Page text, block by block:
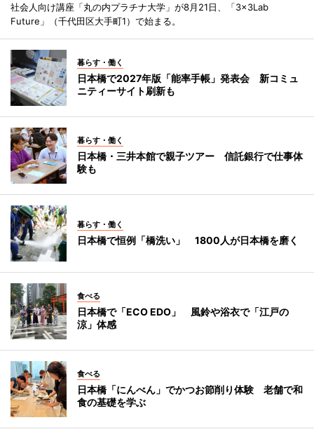
社会人向け講座「丸の内プラチナ大学」が8月21日、「3×3Lab
Future」（千代田区大手町1）で始まる。
暮らす・働く
日本橋で2027年版「能率手帳」発表会 新コミュ
ニティーサイト刷新も
暮らす・働く
日本橋・三井本館で親子ツアー 信託銀行で仕事体
験も
暮らす・働く
日本橋で恒例「橋洗い」 1800人が日本橋を磨く
食べる
日本橋で「ECO EDO」 風鈴や浴衣で「江戸の
涼」体感
食べる
日本橋「にんべん」でかつお節削り体験 老舗で和
食の基礎を学ぶ